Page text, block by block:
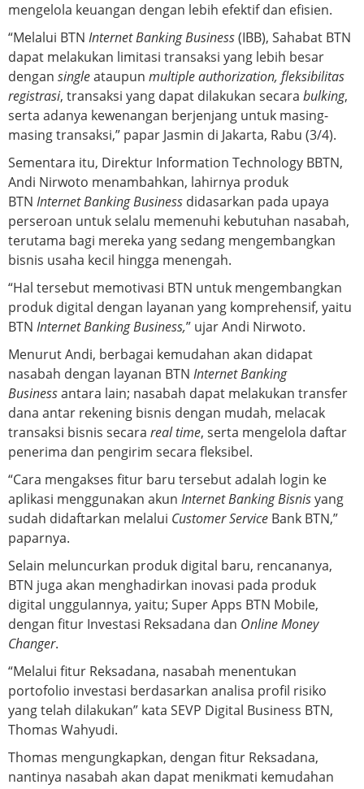
mengelola keuangan dengan lebih efektif dan efisien.
“Melalui BTN Internet Banking Business(IBB), Sahabat BTN
dapat melakukan limitasi transaksi yang lebih besar
dengan singleataupun multiple authorization, fleksibilitas
registrasi, transaksi yang dapat dilakukan secara bulking,
serta adanya kewenangan berjenjang untuk masing-
masing transaksi,” papar Jasmin di Jakarta, Rabu (3/4).
Sementara itu, Direktur Information Technology BBTN,
Andi Nirwoto menambahkan, lahirnya produk
BTN Internet Banking Business didasarkan pada upaya
perseroan untuk selalu memenuhi kebutuhan nasabah,
terutama bagi mereka yang sedang mengembangkan
bisnis usaha kecil hingga menengah.
“Hal tersebut memotivasi BTN untuk mengembangkan
produk digital dengan layanan yang komprehensif, yaitu
BTN Internet Banking Business,” ujar Andi Nirwoto.
Menurut Andi, berbagai kemudahan akan didapat
nasabah dengan layanan BTN Internet Banking
Businessantara lain; nasabah dapat melakukan transfer
dana antar rekening bisnis dengan mudah, melacak
transaksi bisnis secara real time, serta mengelola daftar
penerima dan pengirim secara fleksibel.
“Cara mengakses fitur baru tersebut adalah login ke
aplikasi menggunakan akun Internet Banking Bisnisyang
sudah didaftarkan melalui Customer Service Bank BTN,”
paparnya.
Selain meluncurkan produk digital baru, rencananya,
BTN juga akan menghadirkan inovasi pada produk
digital unggulannya, yaitu; Super Apps BTN Mobile,
dengan fitur Investasi Reksadana dan Online Money
Changer.
“Melalui fitur Reksadana, nasabah menentukan
portofolio investasi berdasarkan analisa profil risiko
yang telah dilakukan” kata SEVP Digital Business BTN,
Thomas Wahyudi.
Thomas mengungkapkan, dengan fitur Reksadana,
nantinya nasabah akan dapat menikmati kemudahan